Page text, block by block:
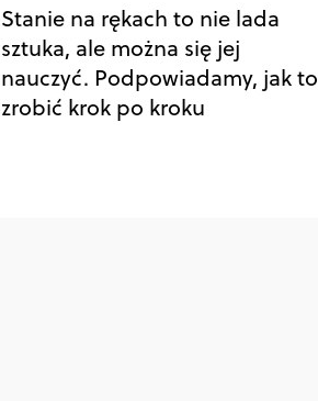
Stanie na rękach to nie lada
sztuka, ale można się jej
nauczyć. Podpowiadamy, jak to
zrobić krok po kroku